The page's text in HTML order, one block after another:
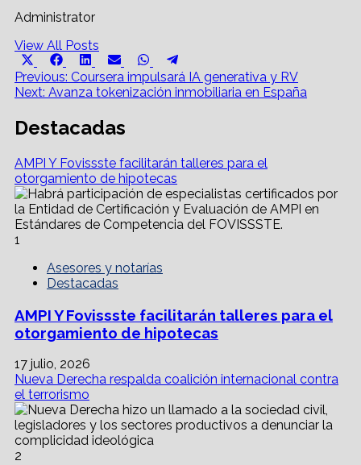
Administrator
View All Posts
Share
on
(Twitter)
Share
on
Facebook
Share
on
LinkedIn
Share
on
Email
Share
on
WhatsApp
on
Post
navigation
Previous: Coursera impulsará IA generativa y RV
Next: Avanza tokenización inmobiliaria en España
Destacadas
AMPI Y Fovissste facilitarán talleres para el
otorgamiento de hipotecas
1
Asesores y notarías
Destacadas
AMPI Y Fovissste facilitarán talleres para el
otorgamiento de hipotecas
17 julio, 2026
Nueva Derecha respalda coalición internacional contra
el terrorismo
2